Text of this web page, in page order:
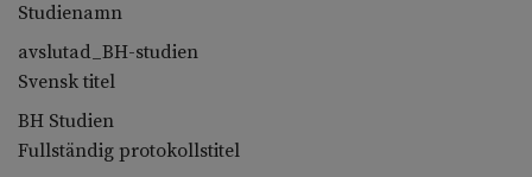
Studienamn
avslutad_BH-studien
Svensk titel
BH Studien
Fullständig protokollstitel